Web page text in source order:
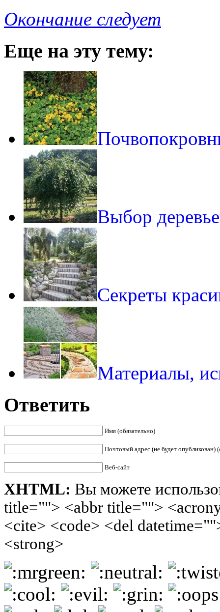
Окончание следует
Еще на эту тему:
Выбор
Секреты
Материалы,
Ответить
Имя (обязательно)
Почтовый адрес (не будет опубликован)
Веб-сайт
XHTML: Вы можете
title=""> <abbr title="">
<cite> <code> <del
<strong>